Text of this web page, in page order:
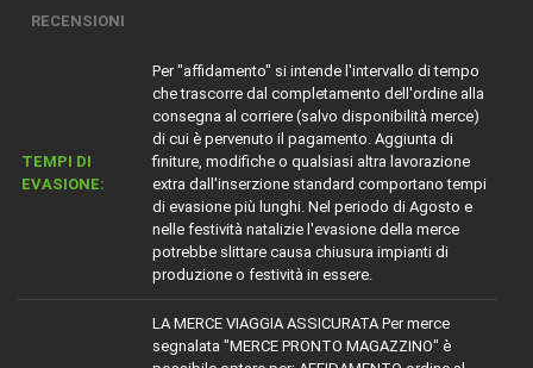
RECENSIONI
TEMPI DI
EVASIONE:
Per "affidamento" si intende l'intervallo di tempo
che trascorre dal completamento dell'ordine alla
consegna al corriere (salvo disponibilità merce)
di cui è pervenuto il pagamento. Aggiunta di
finiture, modifiche o qualsiasi altra lavorazione
extra dall'inserzione standard comportano tempi
di evasione più lunghi. Nel periodo di Agosto e
nelle festività natalizie l'evasione della merce
potrebbe slittare causa chiusura impianti di
produzione o festività in essere.
LA MERCE VIAGGIA ASSICURATA Per merce
segnalata "MERCE PRONTO MAGAZZINO" è